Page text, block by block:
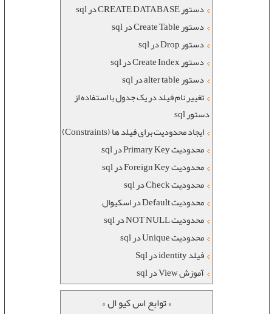
دستور CREATE DATABASE در sql
دستور Create Table در sql
دستور Drop در sql
دستور Create Index در sql
دستور alter table در sql
تغییر نام فیلد در یک جدول با استفاده از
دستور sql
ایجاد محدودیت برای فیلد ها (Constraints)
محدودیت Primary Key در sql
محدودیت Foreign Key در sql
محدودیت Check در sql
محدودیت Default در اسکیوال
محدودیت NOT NULL در sql
محدودیت Unique در sql
فیلد identity در Sql
آموزش View در sql
« توابع اس کیو ال »